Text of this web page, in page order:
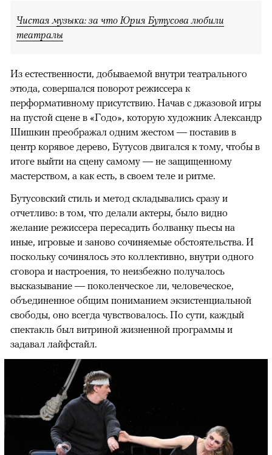
Чистая музыка: за что Юрия Бутусова любили
театралы
Из естественности, добываемой внутри театрального
этюда, совершался поворот режиссера к
перформативному присутствию. Начав с джазовой игры
на пустой сцене в «Годо», которую художник Александр
Шишкин преображал одним жестом — поставив в
центр корявое дерево, Бутусов двигался к тому, чтобы в
итоге выйти на сцену самому — не защищенному
мастерством, а как есть, в своем теле и ритме.
Бутусовский стиль и метод складывались сразу и
отчетливо: в том, что делали актеры, было видно
желание режиссера пересадить болванку пьесы на
иные, игровые и заново сочиняемые обстоятельства. И
поскольку сочинялось это коллективно, внутри одного
сговора и настроения, то неизбежно получалось
высказывание — поколенческое ли, человеческое,
объединенное общим пониманием экзистенциальной
свободы, оно всегда чувствовалось. По сути, каждый
спектакль был витриной жизненной программы и
задавал лайфстайл.